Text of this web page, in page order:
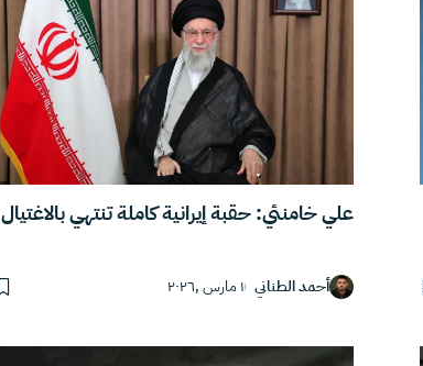
علي خامنئي: حقبة إيرانية كاملة تنتهي بالاغتيال
أحمد الطناني ١ مارس ,٢٠٢٦